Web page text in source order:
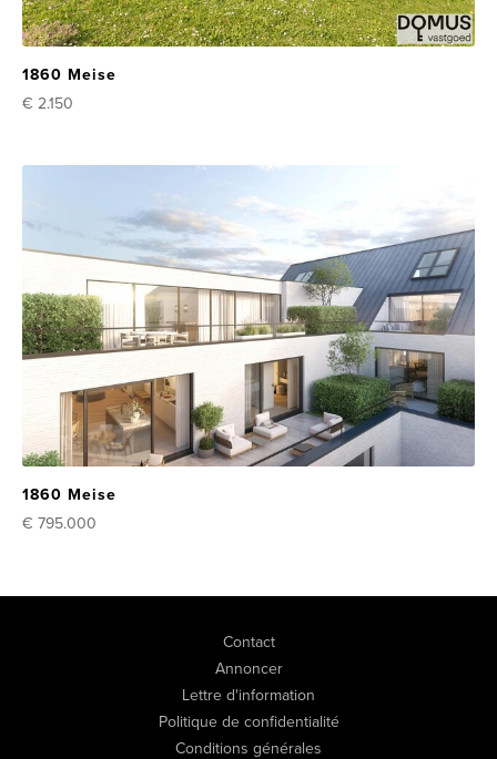
1860 Meise
€ 2.150
1860 Meise
€ 795.000
Contact
Annoncer
Lettre d'information
Politique de confidentialité
Conditions générales